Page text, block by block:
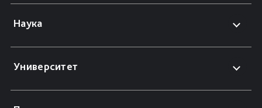
Наука
Университет